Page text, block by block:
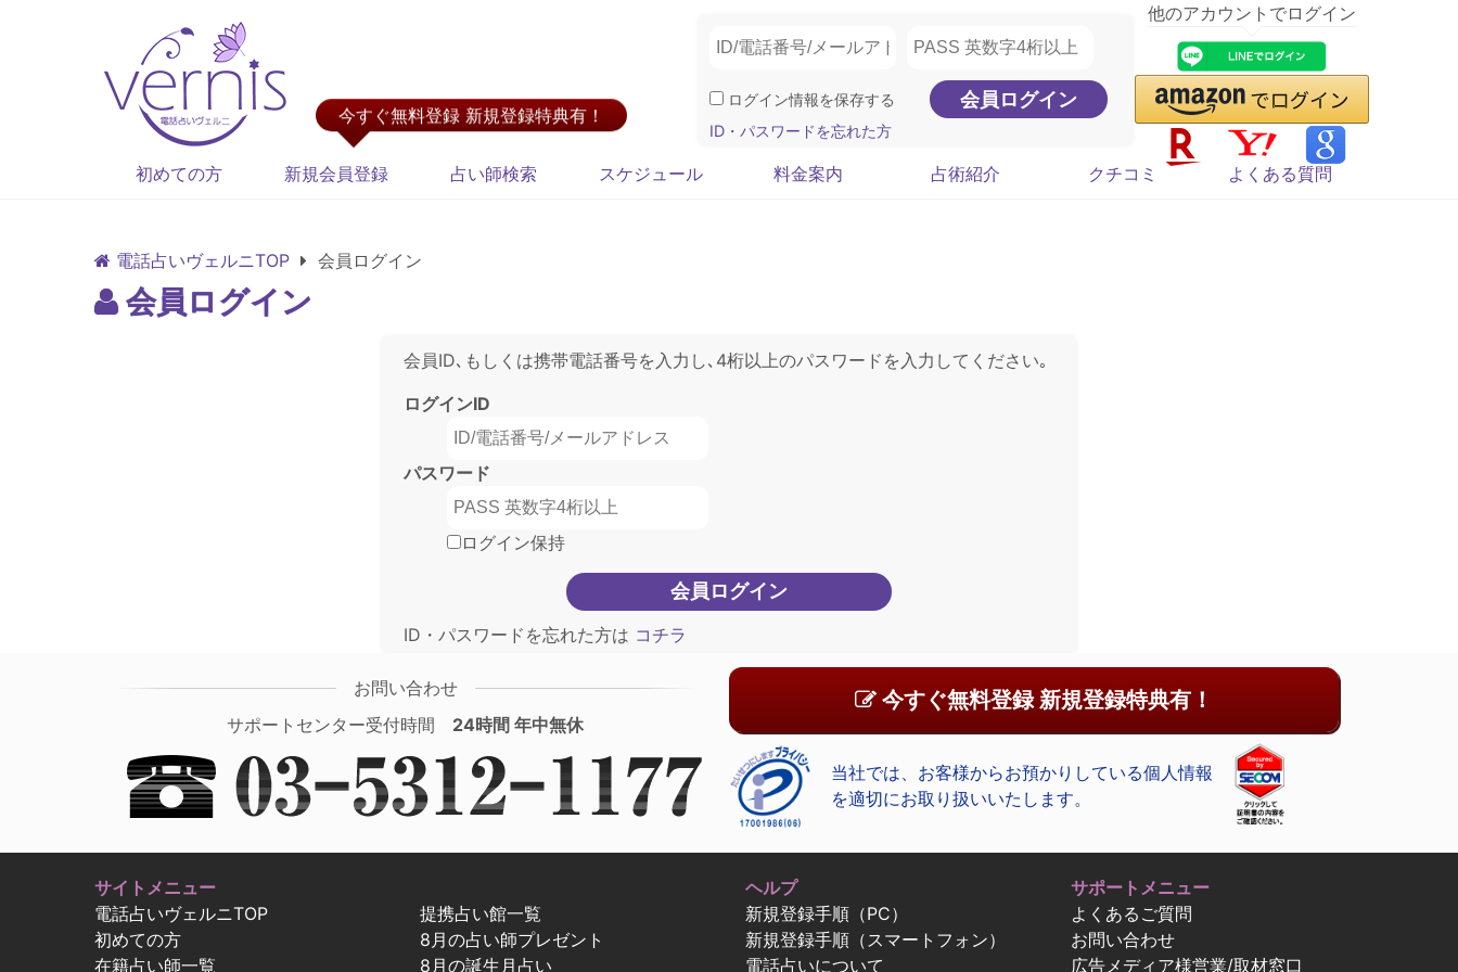
今すぐ無料登録 新規登録特典有！
ログイン情報を保存する
ID・パスワードを忘れた方
他のアカウントでログイン
初めての方 新規会員登録 占い師検索 スケジュール 料金案内 占術紹介 クチコミ よくある質問
電話占いヴェルニTOP 会員ログイン
会員ログイン
会員ID､もしくは携帯電話番号を入力し､4桁以上のパスワードを入力してください｡
ログインID
パスワード
ログイン保持
ID・パスワードを忘れた方は コチラ
お問い合わせ
サポートセンター受付時間 24時間 年中無休
今すぐ無料登録 新規登録特典有！
当社では、お客様からお預かりしている個人情報
を適切にお取り扱いいたします。
サイトメニュー
電話占いヴェルニTOP
初めての方
在籍占い師一覧
提携占い館一覧
8月の占い師プレゼント
8月の誕生月占い
ヘルプ
新規登録手順（PC）
新規登録手順（スマートフォン）
電話占いについて
サポートメニュー
よくあるご質問
お問い合わせ
広告メディア様営業/取材窓口